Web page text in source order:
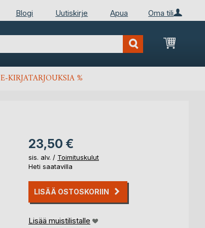
Oma tili
Blogi Uutiskirje Apua
E-KIRJATARJOUKSIA %
23,50 €
sis. alv. / Toimituskulut
Heti saatavilla
LISÄÄ OSTOSKORIIN
Lisää muistilistalle